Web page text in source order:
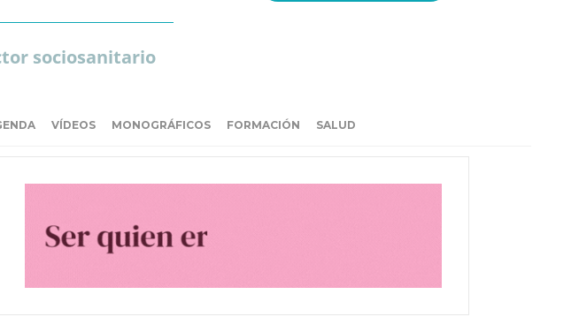
sociosanitario
VÍDEOS MONOGRÁFICOS FORMACIÓN SALUD